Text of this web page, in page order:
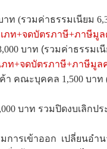
าท (รวมค่าธรรมเนียม
ภท+จดบัตรภาษี+ภาษีมูล
,000 บาท (รวมค่าธรรมเ
ท+จดบัตรภาษี+ภาษีมูล
า คณะบุคคล 1,500 บาท
บาท รวมปิดงบเลิกป
การเข้าออก เปลี่ยนอำ